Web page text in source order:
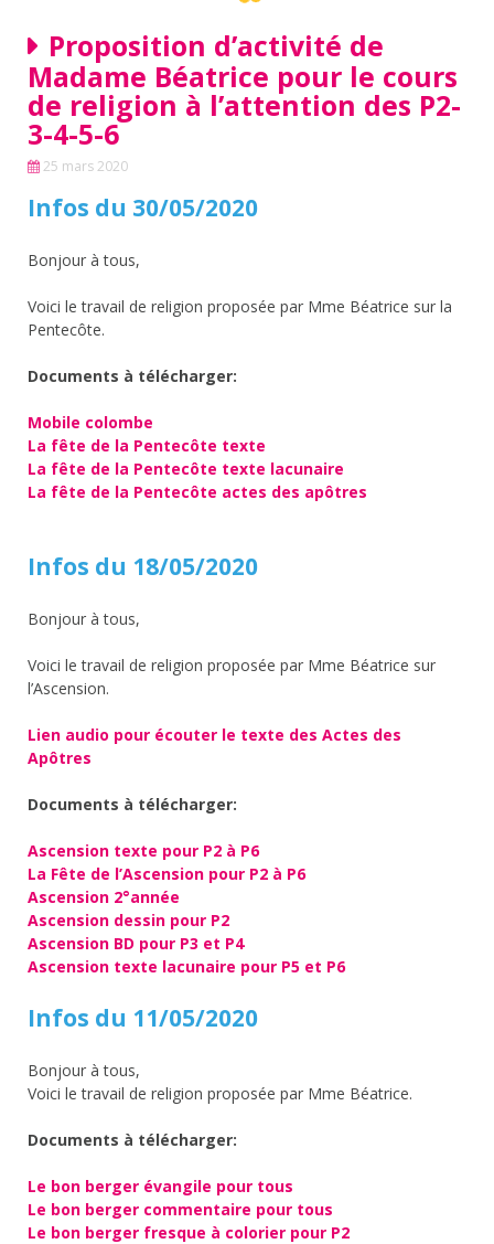
Proposition d’activité de
Madame Béatrice pour le cours
de religion à l’attention des P2-
3-4-5-6
25 mars 2020
Infos du 30/05/2020
Bonjour à tous,
Voici le travail de religion proposée par Mme Béatrice sur la
Pentecôte.
Documents à télécharger:
Mobile colombe
La fête de la Pentecôte texte
La fête de la Pentecôte texte lacunaire
La fête de la Pentecôte actes des apôtres
Infos du 18/05/2020
Bonjour à tous,
Voici le travail de religion proposée par Mme Béatrice sur
l’Ascension.
Lien audio pour écouter le texte des Actes des
Apôtres
Documents à télécharger:
Ascension texte pour P2 à P6
La Fête de l’Ascension pour P2 à P6
Ascension 2°année
Ascension dessin pour P2
Ascension BD pour P3 et P4
Ascension texte lacunaire pour P5 et P6
Infos du 11/05/2020
Bonjour à tous,
Voici le travail de religion proposée par Mme Béatrice.
Documents à télécharger:
Le bon berger évangile pour tous
Le bon berger commentaire pour tous
Le bon berger fresque à colorier pour P2